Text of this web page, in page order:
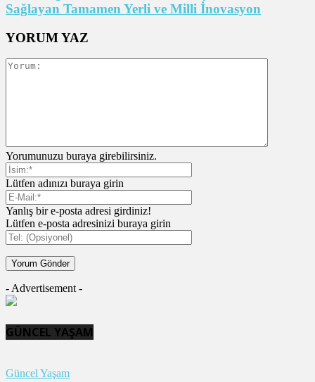
Sağlayan Tamamen Yerli ve Milli İnovasyon
YORUM YAZ
Yorumunuzu buraya girebilirsiniz.
Lütfen adınızı buraya girin
Yanlış bir e-posta adresi girdiniz!
Lütfen e-posta adresinizi buraya girin
- Advertisement -
GÜNCEL YAŞAM
Güncel Yaşam